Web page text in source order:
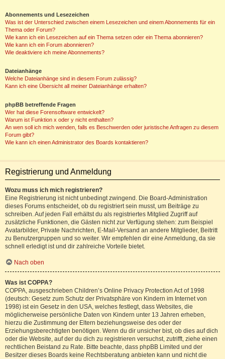
Abonnements und Lesezeichen
Was ist der Unterschied zwischen einem Lesezeichen und einem Abonnements für ein
Thema oder Forum?
Wie kann ich ein Lesezeichen auf ein Thema setzen oder ein Thema abonnieren?
Wie kann ich ein Forum abonnieren?
Wie deaktiviere ich meine Abonnements?
Dateianhänge
Welche Dateianhänge sind in diesem Forum zulässig?
Kann ich eine Übersicht all meiner Dateianhänge erhalten?
phpBB betreffende Fragen
Wer hat diese Forensoftware entwickelt?
Warum ist Funktion x oder y nicht enthalten?
An wen soll ich mich wenden, falls es Beschwerden oder juristische Anfragen zu diesem
Forum gibt?
Wie kann ich einen Administrator des Boards kontaktieren?
Registrierung und Anmeldung
Wozu muss ich mich registrieren?
Eine Registrierung ist nicht unbedingt zwingend. Die Board-Administration
dieses Forums entscheidet, ob du registriert sein musst, um Beiträge zu
schreiben. Auf jeden Fall erhältst du als registriertes Mitglied Zugriff auf
zusätzliche Funktionen, die Gästen nicht zur Verfügung stehen: zum Beispiel
Avatarbilder, Private Nachrichten, E-Mail-Versand an andere Mitglieder, Beitritt
zu Benutzergruppen und so weiter. Wir empfehlen dir eine Anmeldung, da sie
schnell erledigt ist und dir zahlreiche Vorteile bietet.
Nach oben
Was ist COPPA?
COPPA, ausgeschrieben Children’s Online Privacy Protection Act of 1998
(deutsch: Gesetz zum Schutz der Privatsphäre von Kindern im Internet von
1998) ist ein Gesetz in den USA, welches festlegt, dass Websites, die
möglicherweise persönliche Daten von Kindern unter 13 Jahren erheben,
hierzu die Zustimmung der Eltern beziehungsweise des oder der
Erziehungsberechtigten benötigen. Wenn du dir unsicher bist, ob dies auf dich
oder die Website, auf der du dich zu registrieren versuchst, zutrifft, ziehe einen
rechtlichen Beistand zu Rate. Bitte beachte, dass phpBB Limited und der
Besitzer dieses Boards keine Rechtsberatung anbieten kann und nicht die